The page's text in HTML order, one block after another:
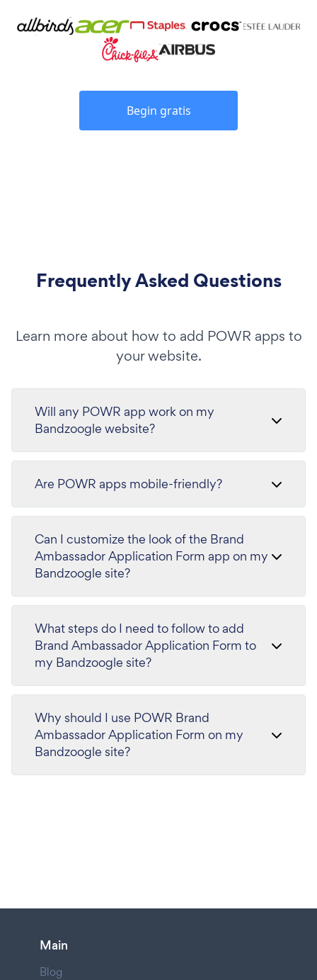
Begin gratis
Frequently Asked Questions
Learn more about how to add POWR apps to
your website.
Will any POWR app work on my
Bandzoogle website?
Are POWR apps mobile-friendly?
Can I customize the look of the Brand
Ambassador Application Form app on my
Bandzoogle site?
What steps do I need to follow to add
Brand Ambassador Application Form to
my Bandzoogle site?
Why should I use POWR Brand
Ambassador Application Form on my
Bandzoogle site?
Main
Blog